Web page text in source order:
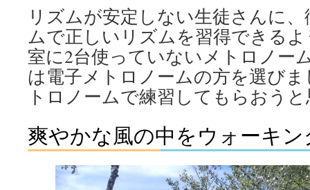
リズムが安定しない生徒さんに
ムで正しいリズムを習得できる
室に2台使っていないメトロノー
は電子メトロノームの方を選び
トロノームで練習してもらおう
爽やかな風の中をウォーキン